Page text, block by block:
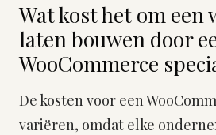
Wat kost het om een
laten bouwen door
WooCommerce
De kosten voor een
variëren, omdat elke